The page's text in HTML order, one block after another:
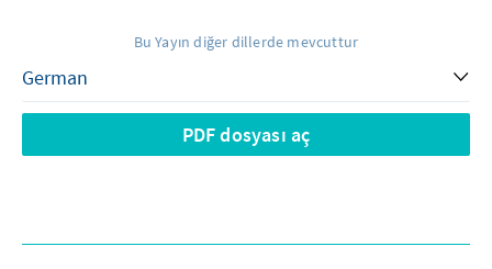
Bu Yayın diğer dillerde mevcuttur
PDF dosyası aç